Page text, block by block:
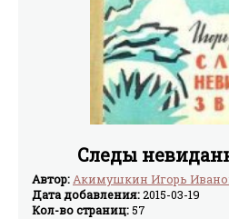
Следы
Автор:Акимушкин Игорь
Дата добавления:2015-03-19
Кол-во страниц: 57